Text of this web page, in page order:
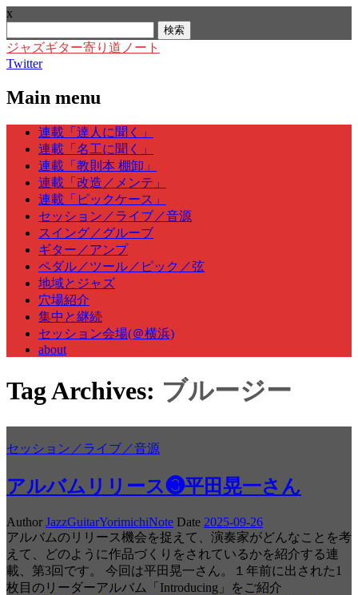
x
索:
ジャズギター寄り道ノート
Twitter
Main menu
Skip
content
連載「達人に聞く」
連載「名工に聞く」
連載「教則本 棚卸」
連載「改造／メンテ」
連載「ピックケース」
セッション／ライブ／音源
スイング／グルーブ
ギター／アンプ
ペダル／ツール／ピック／弦
地域とジャズ
穴場紹介
集中と継続
セッション会場(＠横浜)
about
Tag Archives: ブルージー
セッション／ライブ／音源
アルバムリリース❸平田晃一さん
Author JazzGuitarYorimichiNote Date 2025-09-26
アルバムのリリース機会を捉えて、演奏家がどんなことを考
えて、どのように作品づくりをされているかを紹介する連
載、第3回です。 今回は平田晃一さん。１年前に出された1
枚目のリーダーアルバム「Introducing」をご紹介